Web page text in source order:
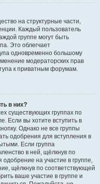
на структурные части,
Каждый пользователь
группе могут быть
Это облегчает
одновременно большому
модераторских прав
к приватным форумам.
в них?
существующих группах по
Если вы хотите вступить в
Однако не все группы
одобрения для вступления в
Если группа
в ней, щёлкнув по
на участие в группе,
щёлкнув по соответствующей
ваше участие в группе и